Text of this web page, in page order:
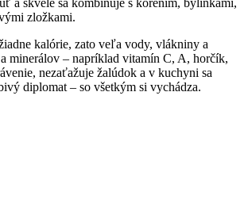
a skvele sa kombinuje s korením, bylinkami,
zložkami.
kalórie, zato veľa vody, vlákniny a
minerálov – napríklad vitamín C, A, horčík,
nezaťažuje žalúdok a v kuchyni sa
diplomat – so všetkým si vychádza.